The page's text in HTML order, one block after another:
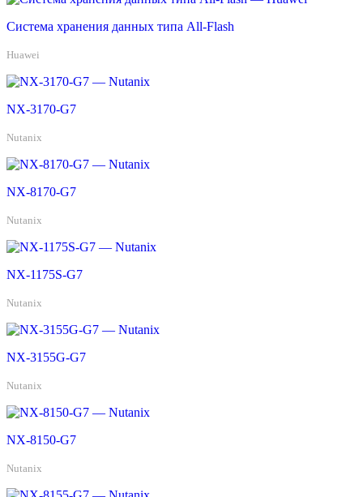
Система хранения данных типа All-Flash
Huawei
NX-3170-G7
Nutanix
NX-8170-G7
Nutanix
NX-1175S-G7
Nutanix
NX-3155G-G7
Nutanix
NX-8150-G7
Nutanix